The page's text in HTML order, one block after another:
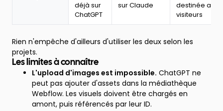
déjà sur
ChatGPT
sur Claude
destinée aux
visiteurs
Rien n'empêche d'ailleurs d'utiliser les deux selon les
projets.
Les limites à connaître
L'upload d'images est impossible. ChatGPT ne
peut pas ajouter d'assets dans la médiathèque
Webflow. Les visuels doivent être chargés en
amont, puis référencés par leur ID.